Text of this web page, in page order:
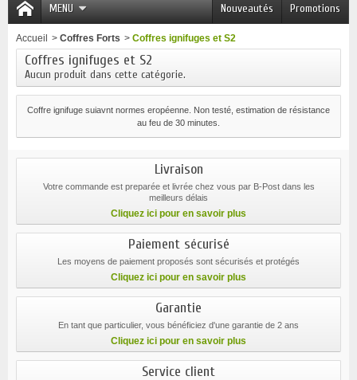
MENU Promotions
Nouveautés
Accueil > Coffres Forts > Coffres ignifuges et S2
Coffres ignifuges et S2
Aucun produit dans cette catégorie.
Coffre ignifuge suiavnt normes eropéenne. Non testé, estimation de résistance
au feu de 30 minutes.
Livraison
Votre commande est preparée et livrée chez vous par B-Post dans les
meilleurs délais
Cliquez ici pour en savoir plus
Paiement sécurisé
Les moyens de paiement proposés sont sécurisés et protégés
Cliquez ici pour en savoir plus
Garantie
En tant que particulier, vous bénéficiez d'une garantie de 2 ans
Cliquez ici pour en savoir plus
Service client